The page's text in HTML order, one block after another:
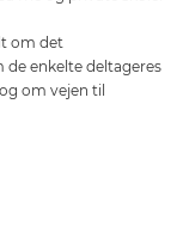
om det
de enkelte deltageres
om vejen til